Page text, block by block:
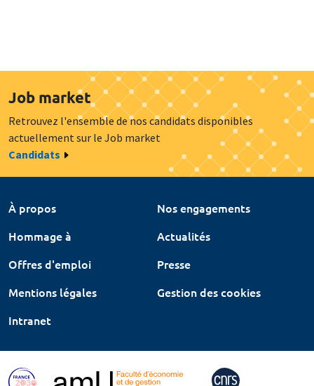
Job market
Retrouvez l'ensemble de nos candidats disponibles
actuellement sur le Job market
Candidats
À propos
Nos engagements
Hommage à
Actualités
Offres d'emploi
Presse
Mentions légales
Gestion des cookies
Intranet